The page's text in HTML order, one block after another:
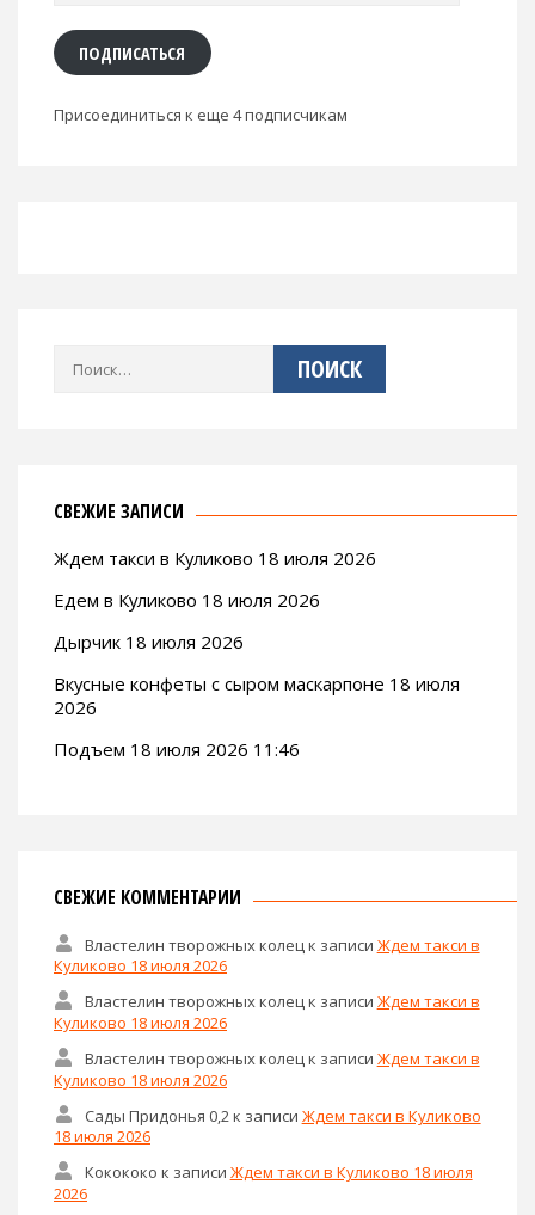
ПОДПИСАТЬСЯ
Присоединиться к еще 4 подписчикам
Найти:
СВЕЖИЕ ЗАПИСИ
Ждем такси в Куликово 18 июля 2026
Едем в Куликово 18 июля 2026
Дырчик 18 июля 2026
Вкусные конфеты с сыром маскарпоне 18 июля
2026
Подъем 18 июля 2026 11:46
СВЕЖИЕ КОММЕНТАРИИ
Властелин творожных колец к записи Ждем такси в
Куликово 18 июля 2026
Властелин творожных колецк записи Ждем такси в
Куликово 18 июля 2026
Властелин творожных колецк записи Ждем такси в
Куликово 18 июля 2026
Сады Придонья 0,2 к записи Ждем такси в Куликово
18 июля 2026
Кокококо к записи Ждем такси в Куликово 18 июля
2026